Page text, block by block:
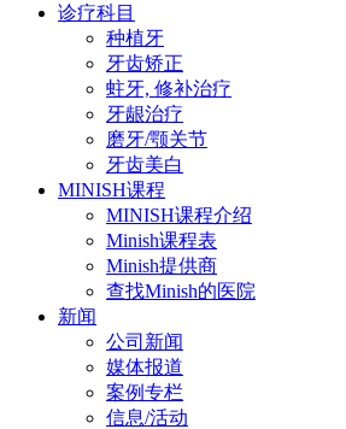
诊疗科目
种植牙
牙齿矫正
蛀牙, 修补治疗
牙龈治疗
磨牙/颚关节
牙齿美白
MINISH课程
MINISH课程介绍
Minish课程表
Minish提供商
查找Minish的医院
新闻
公司新闻
媒体报道
案例专栏
信息/活动